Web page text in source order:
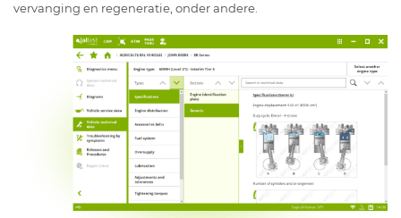
vervanging en regeneratie, onder andere.